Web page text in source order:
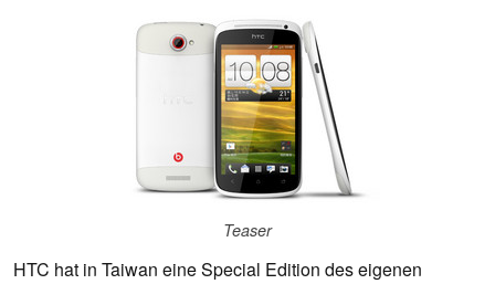
Teaser
HTC hat in Taiwan eine Special Edition des eigenen